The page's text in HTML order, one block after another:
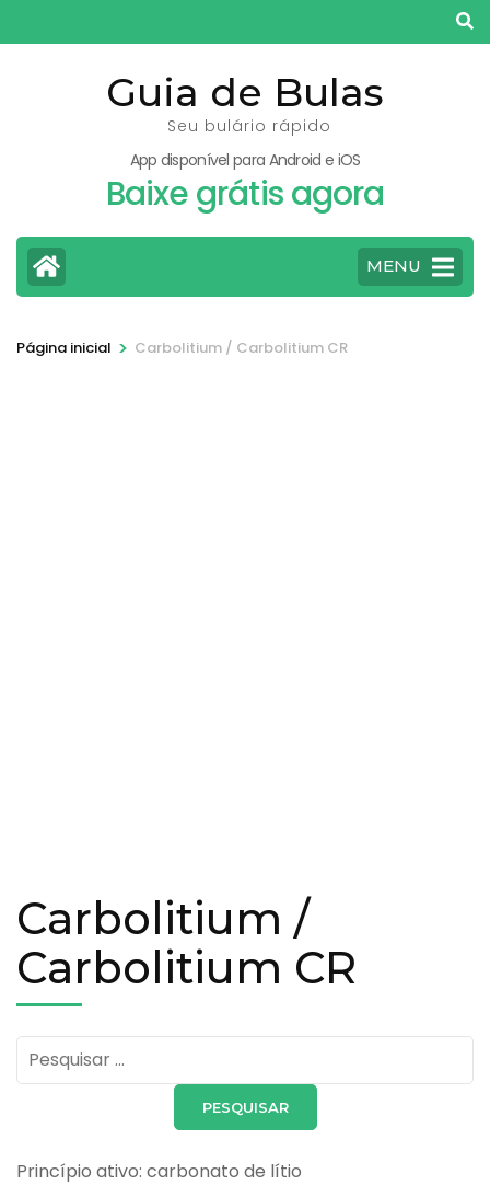
para
Guia de Bulas
Seu bulário rápido
App disponível para Android e iOS
Baixe grátis agora
MENU
Página inicial > Carbolitium / Carbolitium CR
Carbolitium /
Carbolitium CR
Pesquisar
por:
Princípio ativo: carbonato de lítio